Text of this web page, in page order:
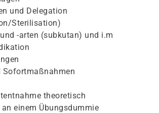
und Delegation
Sterilisation)
-arten (subkutan) und i.m
theoretisch
einem Übungsdummie